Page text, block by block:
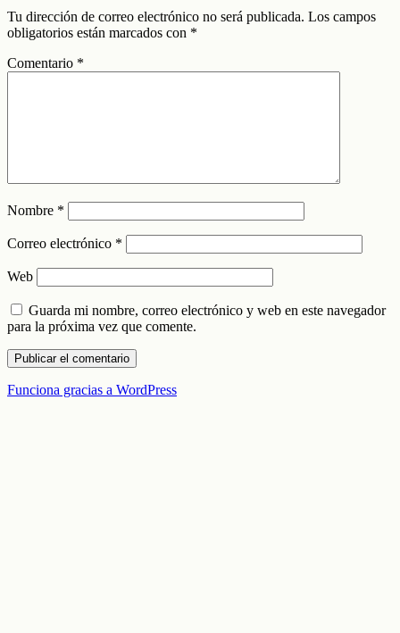
Tu dirección de correo electrónico no será publicada. Los campos
obligatorios están marcados con *
Comentario *
Nombre *
Correo electrónico *
Web
Guarda mi nombre, correo electrónico y web en este navegador
para la próxima vez que comente.
Funciona gracias a WordPress